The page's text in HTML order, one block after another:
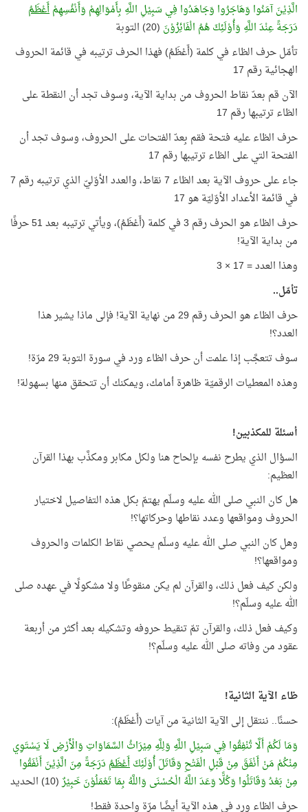
الَّذِيْنَ آمَنُوا وَهَاجَرُوا وَجَاهَدُوا فِي سَبِيْلِ اللَّهِ بِأَمْوَالِهِمْ وَأَنْفُسِهِمْأَعْظَمُ
دَرَجَةً عِنْدَ اللَّهِ وَأُوْلَئِكَ هُمُ الْفَائِزُوْنَ (20) التوبة
تأمّل حرف الظاء في كلمة (أَعْظَمُ) فهذا الحرف ترتيبه في قائمة الحروف
الهجائية رقم 17
الآن قم بعدّ نقاط الحروف من بداية الآية، وسوف تجد أن النقطة على
الظاء ترتيبها رقم 17
حرف الظاء عليه فتحة فقم بِعدّ الفتحات على الحروف، وسوف تجد أن
الفتحة التي على الظاء ترتيبها رقم 17
جاء على حروف الآية بعد الظاء 7 نقاط، والعدد الأوّليّ الذي ترتيبه رقم 7
في قائمة الأعداد الأوّليّة هو 17
حرف الظاء هو الحرف رقم 3 في كلمة (أَعْظَمُ)، ويأتي ترتيبه بعد 51 حرفًا
من بداية الآية!
وهذا العدد = 17 × 3
تأمّل..
حرف الظاء هو الحرف رقم 29 من نهاية الآية! فإلى ماذا يشير هذا
العدد؟!
سوف تتعجَّب إذا علمت أن حرف الظاء ورد في سورة التوبة 29 مرّة!
وهذه المعطيات الرقميّة ظاهرة أمامك، ويمكنك أن تتحقق منها بسهولة!
أسئلة للمكذبين!
السؤال الذي يطرح نفسه بإلحاح هنا ولكل مكابر ومكذَّب بهذا القرآن
العظيم:
هل كان النبي صلى الله عليه وسلّم يهتمّ بكل هذه التفاصيل لاختيار
الحروف ومواقعها وعدد نقاطها وحركاتها؟!
وهل كان النبي صلى الله عليه وسلّم يحصي نقاط الكلمات والحروف
ومواقعها؟!
ولكن كيف فعل ذلك، والقرآن لم يكن منقوطًا ولا مشكولًا في عهده صلى
الله عليه وسلّم؟!
وكيف فعل ذلك، والقرآن تمّ تنقيط حروفه وتشكيله بعد أكثر من أربعة
عقود من وفاته صلى الله عليه وسلّم؟!
ظاء الآية الثانية!
حسنًا.. ننتقل إلى الآية الثانية من آيات (أَعْظَمُ):
وَمَا لَكُمْ أَلَّا تُنْفِقُوا فِي سَبِيْلِ اللَّهِ وَلِلَّهِ مِيْرَاثُ السَّمَاوَاتِ وَالْأَرْضِ لَا يَسْتَوِي
مِنْكُمْ مَنْ أَنْفَقَ مِنْ قَبْلِ الْفَتْحِ وَقَاتَلَ أُوْلَئِكَأَعْظَمُ دَرَجَةً مِنَ الَّذِيْنَ أَنْفَقُوا
مِنْ بَعْدُ وَقَاتَلُوا وَكُلًّا وَعَدَ اللَّهُ الْحُسْنَى وَاللَّهُ بِمَا تَعْمَلُوْنَ خَبِيْرٌ(10) الحديد
حرف الظاء ورد في هذه الآية أيضًا مرّة واحدة فقط!